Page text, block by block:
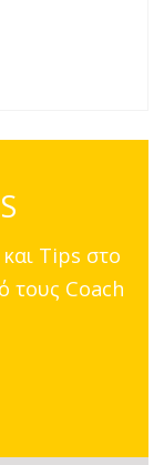
Tips στο
τους Coach